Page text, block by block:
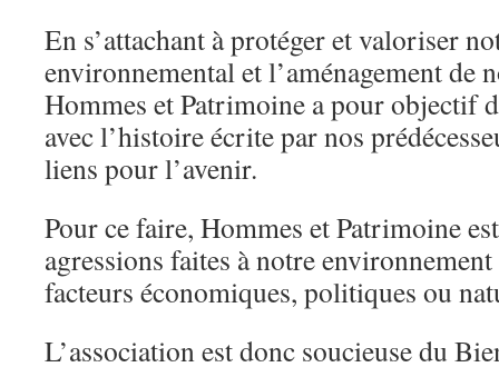
En s’attachant à protéger et valoriser
environnemental et l’aménagement de
Hommes et Patrimoine a pour objectif
avec l’histoire écrite par nos
liens pour l’avenir.
Pour ce faire, Hommes et Patrimoine
agressions faites à notre
facteurs économiques, politiques ou
L’association est donc soucieuse du